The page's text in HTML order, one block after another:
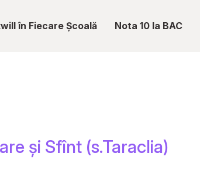
în Fiecare Școală Nota 10 la BAC
și Sfînt (s.Taraclia)